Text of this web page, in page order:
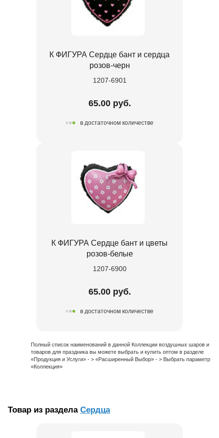
К ФИГУРА Сердце бант и сердца
розов-черн
1207-6901
65.00 руб.
в достаточном количестве
К ФИГУРА Сердце бант и цветы
розов-белые
1207-6900
65.00 руб.
в достаточном количестве
Полный список наименований в данной Коллекции воздушных шаров и
товаров для праздника вы можете выбрать и купить оптом в разделе
«Продукция и Услуги» - > «Расширенный Выбор» - > Выбрать параметр
«Коллекция»
Товар из раздела Сердца